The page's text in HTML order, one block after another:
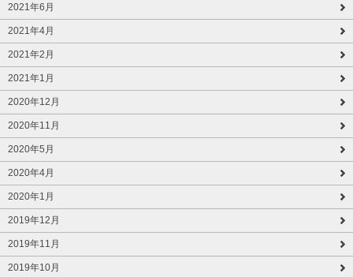
2021年6月
2021年4月
2021年2月
2021年1月
2020年12月
2020年11月
2020年5月
2020年4月
2020年1月
2019年12月
2019年11月
2019年10月